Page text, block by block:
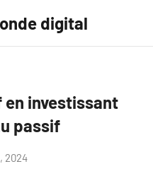
digital
en investissant
passif
2024